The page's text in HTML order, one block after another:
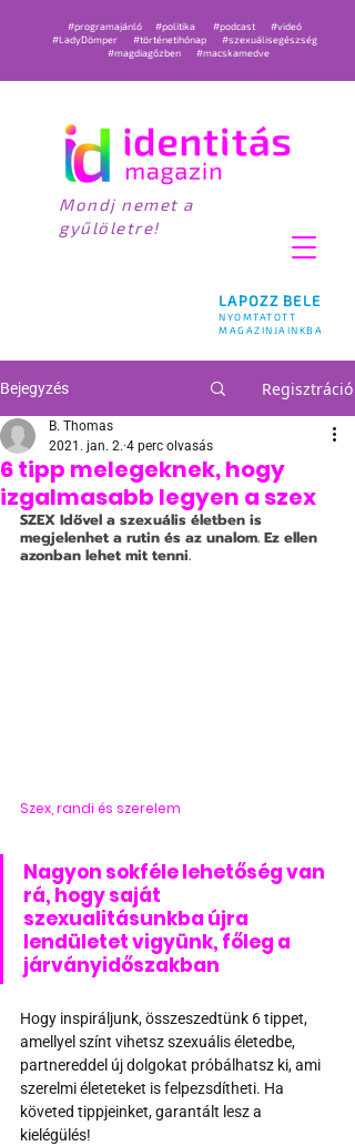
LAPOZZ BELE
NYOMTATOTT
MAGAZINJAINKBA
#programajánló #politika #podcast
#videó
#LadyDömper
#történetihónap
#szexuálisegészség
#magdiagőzben
#macskamedve
Mondj nemet a
gyűlöletre!
Bejegyzés Regisztráció
6 tipp melegeknek, hogy
izgalmasabb legyen a szex
B. Thomas
2021. jan. 2. 4 perc olvasás
SZEX Idővel a szexuális életben is
megjelenhet a rutin és az unalom. Ez ellen
azonban lehet mit tenni.
Szex, randi és szerelem
Nagyon sokféle lehetőség van
rá, hogy saját
szexualitásunkba újra
lendületet vigyünk, főleg a
járványidőszakban
Hogy inspiráljunk, összeszedtünk 6 tippet,
amellyel színt vihetsz szexuális életedbe,
partnereddel új dolgokat próbálhatsz ki, ami
szerelmi életeteket is felpezsdítheti. Ha
követed tippjeinket, garantált lesz a
kielégülés!